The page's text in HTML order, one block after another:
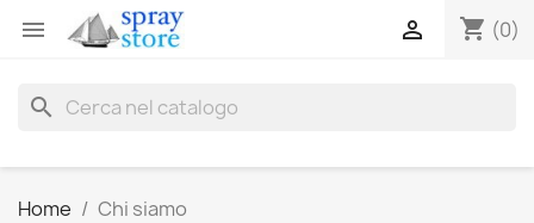
 shopping_cart (0)

search
Home Chi siamo